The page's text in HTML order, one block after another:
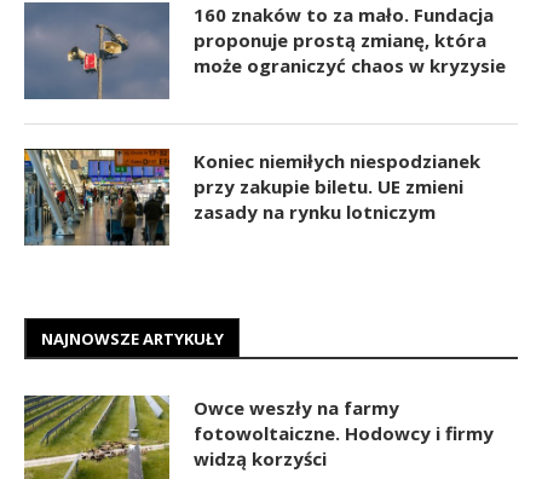
160 znaków to za mało. Fundacja
proponuje prostą zmianę, która
może ograniczyć chaos w kryzysie
Koniec niemiłych niespodzianek
przy zakupie biletu. UE zmieni
zasady na rynku lotniczym
NAJNOWSZE ARTYKUŁY
Owce weszły na farmy
fotowoltaiczne. Hodowcy i firmy
widzą korzyści